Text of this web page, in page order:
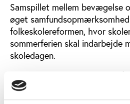
Samspillet mellem bevægelse
øget
folkeskolereformen, hvor
sommerferien skal indarbejde
skoledagen.
Men viden om, hvordan man
bruge bevægelse i
begrænset. Det skal det nye